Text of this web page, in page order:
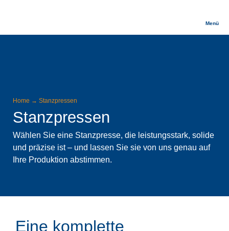
Menü
Home → Stanzpressen
Stanzpressen
Wählen Sie eine Stanzpresse, die leistungsstark, solide
und präzise ist – und lassen Sie sie von uns genau auf
Ihre Produktion abstimmen.
Eine komplette